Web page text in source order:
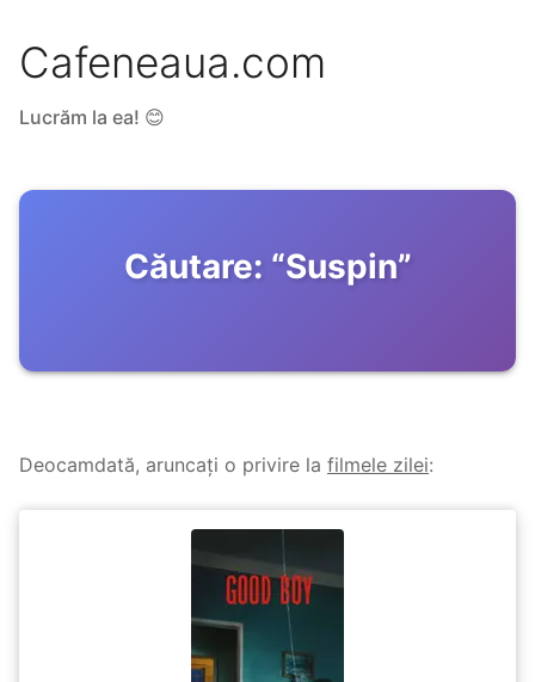
Cafeneaua.com
Lucrăm la ea! 😊
Căutare: “Suspin”
Deocamdată, aruncați o privire la filmele zilei: